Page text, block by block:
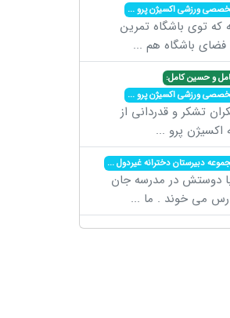
ورزشی اکسیژن پرو...
که توی باشگاه تمرین
باشگاه هم ...
و حسین کامل:
ورزشی اکسیژن پرو...
تشکر و قدردانی از
اکسیژن پرو ...
دبیرستان دخترانه غیردول...
دوستش در مدرسه جان
می خوند . ما ...